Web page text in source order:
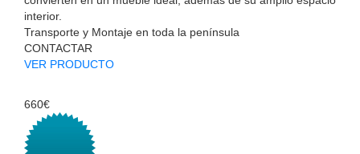
interior.
Transporte y Montaje en toda la península
CONTACTAR
VER PRODUCTO
660€